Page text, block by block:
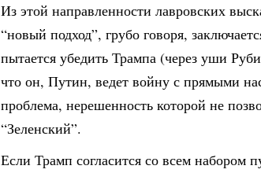
Из этой направленности лавровских
“новый подход”, грубо говоря,
пытается убедить Трампа (через уши
что он, Путин, ведет войну с прямыми
проблема, нерешенность которой не
“Зеленский”.
Если Трамп согласится со всем набором